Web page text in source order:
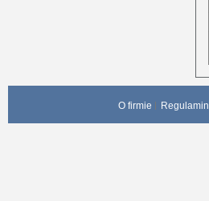
O firmie Regulamin